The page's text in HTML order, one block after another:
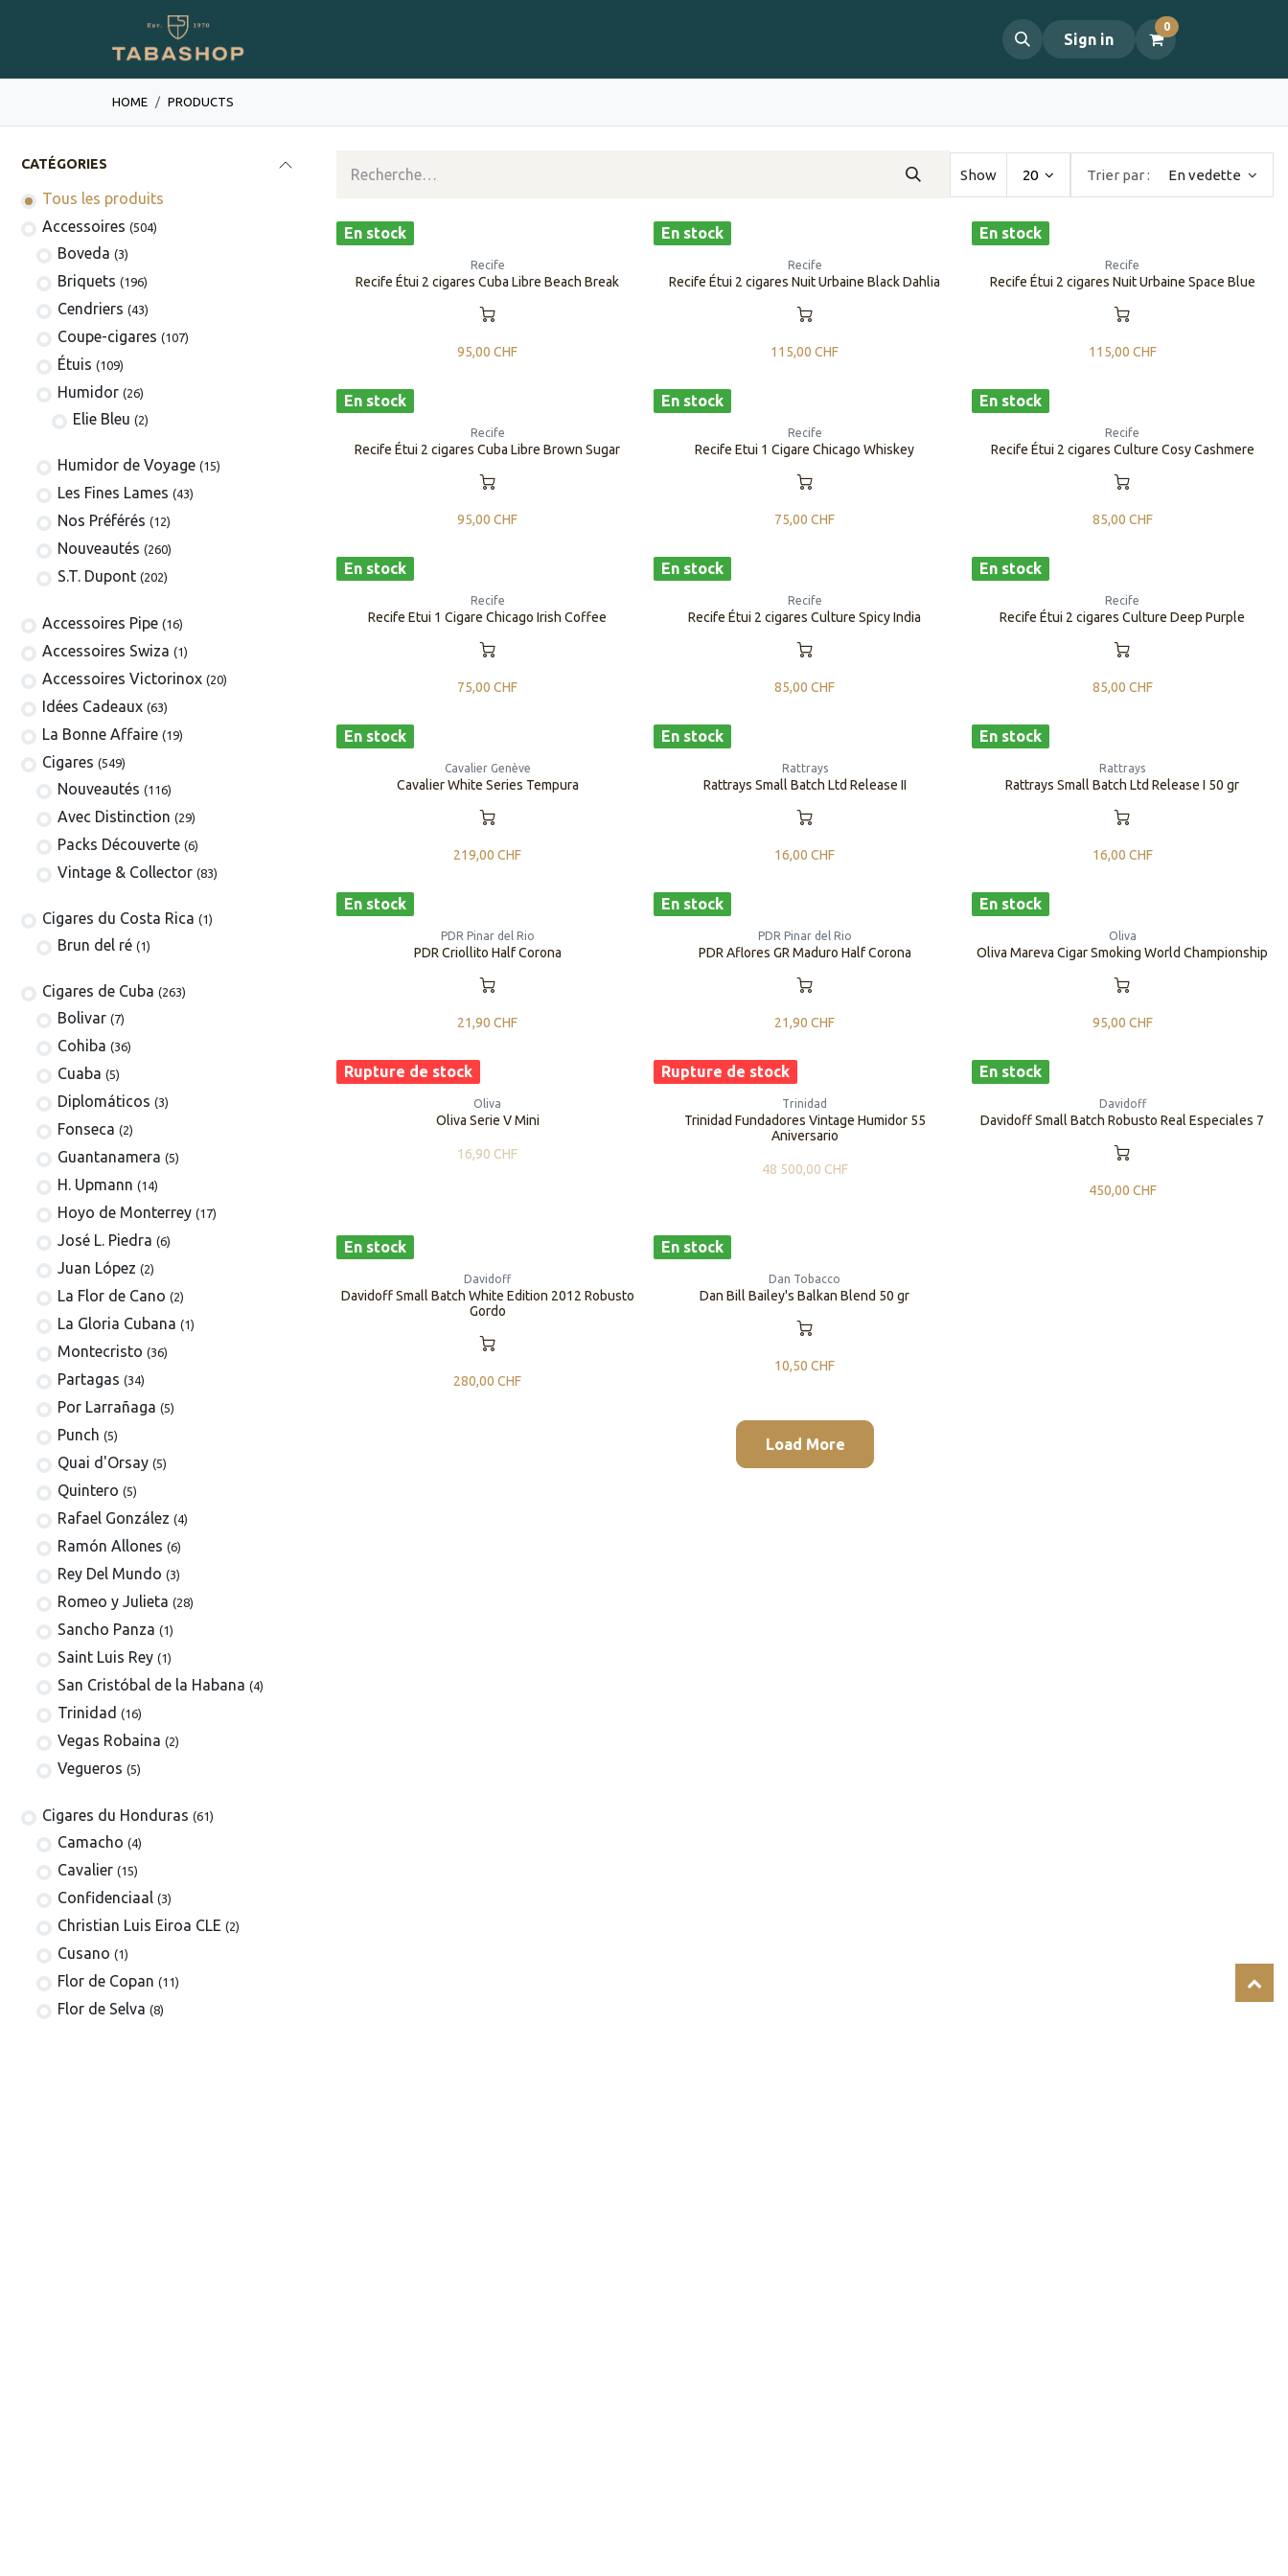
Sign in
0
HOME PRODUCTS
CATÉGORIES
Tous les produits
​​​​​​​​​​Accessoires (504)
Boveda (3)
​​​​Briquets (196)
Cendriers (43)
Coupe-cigares (107)
​Étuis (109)
Humidor (26)
Elie Bleu (2)
Humidor de Voyage (15)
Les Fines Lames (43)
Nos Préférés (12)
Nouveautés (260)
S.T. Dupont (202)
​​​​​​​​​​Accessoires Pipe (16)
Accessoires Swiza (1)
​​​​​​​​​​Accessoires Victorinox (20)
Idées Cadeaux (63)
La Bonne Affaire (19)
​​​Cigares (549)
​Nouveautés (116)
Avec Distinction (29)
Packs Découverte (6)
Vintage & Collector (83)
​​​Cigares du Costa Rica (1)
Brun del ré (1)
Cigares de Cuba (263)
​Bolivar (7)
Cohiba (36)
Cuaba (5)
Diplomáticos (3)
Fonseca (2)
Guantanamera (5)
H. Upmann (14)
Hoyo de Monterrey (17)
José L. Piedra (6)
Juan López (2)
La Flor de Cano (2)
La Gloria Cubana (1)
Montecristo (36)
Partagas (34)
Por Larrañaga (5)
Punch (5)
Quai d'Orsay (5)
Quintero (5)
Rafael González (4)
Ramón Allones (6)
Rey Del Mundo (3)
Romeo y Julieta (28)
Sancho Panza (1)
Saint Luis Rey (1)
San Cristóbal de la Habana (4)
Trinidad (16)
Vegas Robaina (2)
Vegueros (5)
​​​Cigares du Honduras (61)
Camacho (4)
Cavalier (15)
Confidenciaal (3)
Christian Luis Eiroa CLE (2)
Cusano (1)
Flor de Copan (11)
Flor de Selva (8)
Trier par : En vedette
Show 20
En stock
Recife
Recife Étui 2 cigares Cuba Libre Beach Break
95,00 CHF
En stock
Recife
Recife Étui 2 cigares Nuit Urbaine Black Dahlia
115,00 CHF
En stock
Recife
Recife Étui 2 cigares Nuit Urbaine Space Blue
115,00 CHF
En stock
Recife
Recife Étui 2 cigares Cuba Libre Brown Sugar
95,00 CHF
En stock
Recife
Recife Etui 1 Cigare Chicago Whiskey
75,00 CHF
En stock
Recife
Recife Étui 2 cigares Culture Cosy Cashmere
85,00 CHF
En stock
Recife
Recife Etui 1 Cigare Chicago Irish Coffee
75,00 CHF
En stock
Recife
Recife Étui 2 cigares Culture Spicy India
85,00 CHF
En stock
Recife
Recife Étui 2 cigares Culture Deep Purple
85,00 CHF
En stock
Cavalier Genève
Cavalier White Series Tempura
219,00 CHF
En stock
Rattrays
Rattrays Small Batch Ltd Release II
16,00 CHF
En stock
Rattrays
Rattrays Small Batch Ltd Release I 50 gr
16,00 CHF
En stock
PDR Pinar del Rio
PDR Criollito Half Corona
21,90 CHF
En stock
PDR Pinar del Rio
PDR Aflores GR Maduro Half Corona
21,90 CHF
En stock
Oliva
Oliva Mareva Cigar Smoking World Championship
95,00 CHF
Rupture de stock
Oliva
Oliva Serie V Mini
16,90 CHF
Rupture de stock
Trinidad
Trinidad Fundadores Vintage Humidor 55
Aniversario
48 500,00 CHF
En stock
Davidoff
Davidoff Small Batch Robusto Real Especiales 7
450,00 CHF
En stock
Davidoff
Davidoff Small Batch White Edition 2012 Robusto
Gordo
280,00 CHF
En stock
Dan Tobacco
Dan Bill Bailey's Balkan Blend 50 gr
10,50 CHF
Load More